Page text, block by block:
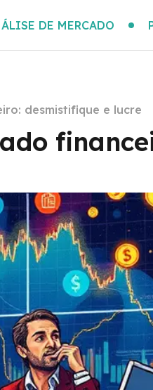
DE MERCADO
desmistifique e lucre